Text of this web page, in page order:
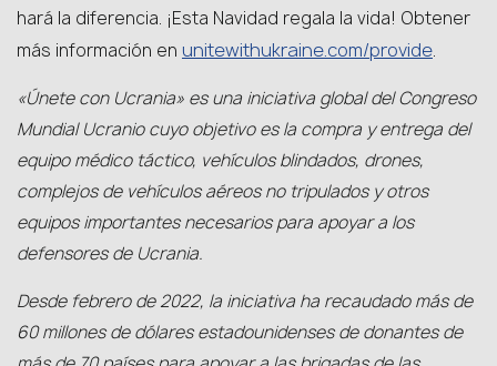
hará la diferencia. ¡Esta Navidad regala la vida! Obtener
más información en unitewithukraine.com/provide.
«Únete con Ucrania» es una iniciativa global del Congreso
Mundial Ucranio cuyo objetivo es la compra y entrega del
equipo médico táctico, vehículos blindados, drones,
complejos de vehículos aéreos no tripulados y otros
equipos importantes necesarios para apoyar a los
defensores de Ucrania.
Desde febrero de 2022, la iniciativa ha recaudado más de
60 millones de dólares estadounidenses de donantes de